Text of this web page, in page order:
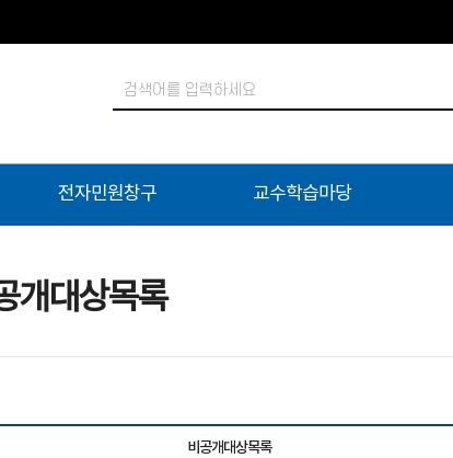
검
색
입
력
전자민원창구 교수학습마당
개대상목록
비공개대상목록